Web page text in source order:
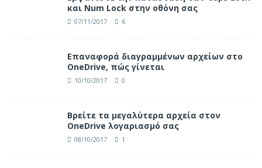
και Num Lock στην οθόνη σας
07/11/2017 6
Επαναφορά διαγραμμένων αρχείων στο
OneDrive, πώς γίνεται
10/10/2017 0
Βρείτε τα μεγαλύτερα αρχεία στον
OneDrive λογαριασμό σας
08/10/2017 1